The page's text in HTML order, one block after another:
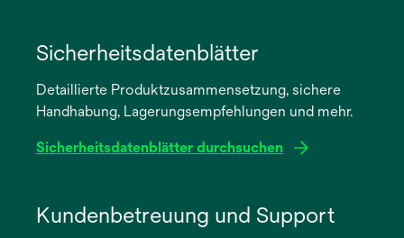
neuen
Registerkarte
Sicherheitsdatenblätter
Detaillierte Produktzusammensetzung, sichere
Handhabung, Lagerungsempfehlungen und mehr.
Sicherheitsdatenblätter durchsuchen
Kundenbetreuung und Support